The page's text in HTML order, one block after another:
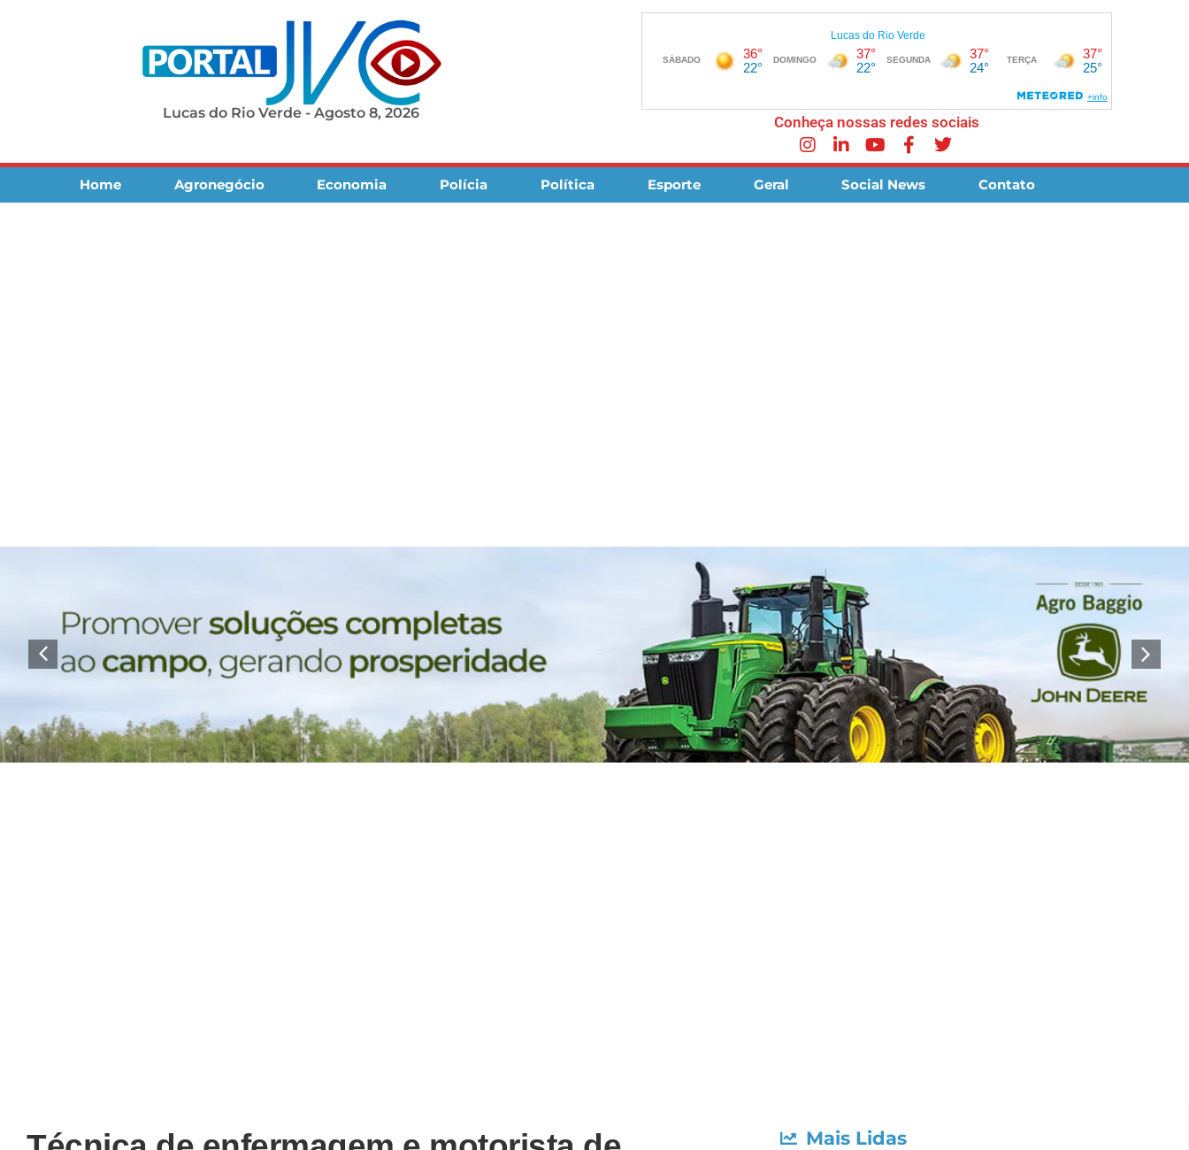
Lucas do Rio Verde - Agosto 8, 2026
Conheça nossas redes sociais
Home Agronegócio Economia Polícia Política Esporte Geral Social News Contato
Mais Lidas